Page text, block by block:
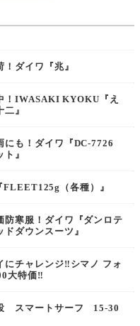
ダイワ『兆』
！IWASAKI KYOKU『え
』
にも！ダイワ『DC-7726
』
（各種）』
防寒服！ダイワ『ダンロテ
ダウンスーツ』
にチャレンジ‼︎シマノ フォ
大特価‼︎
スマートサーフ 15-30